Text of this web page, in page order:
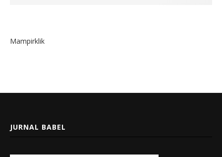
Mampirklik
JURNAL BABEL